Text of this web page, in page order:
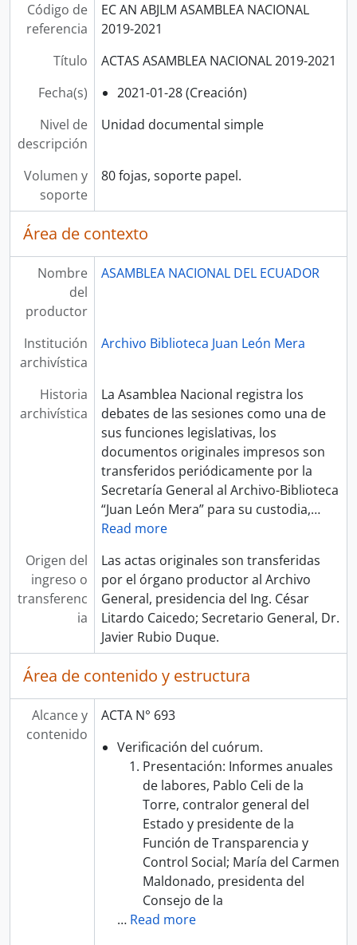
Código de
referencia
EC AN ABJLM ASAMBLEA NACIONAL
2019-2021
Título
ACTAS ASAMBLEA NACIONAL 2019-2021
Fecha(s)
2021-01-28 (Creación)
Nivel de
descripción
Unidad documental simple
Volumen y
soporte
80 fojas, soporte papel.
Área de contexto
Nombre
del
productor
ASAMBLEA NACIONAL DEL ECUADOR
Institución
archivística
Archivo Biblioteca Juan León Mera
Historia
archivística
La Asamblea Nacional registra los
debates de las sesiones como una de
sus funciones legislativas, los
documentos originales impresos son
transferidos periódicamente por la
Secretaría General al Archivo-Biblioteca
“Juan León Mera” para su custodia,…
Read more
Origen del
ingreso o
transferenc
ia
Las actas originales son transferidas
por el órgano productor al Archivo
General, presidencia del Ing. César
Litardo Caicedo; Secretario General, Dr.
Javier Rubio Duque.
Área de contenido y estructura
Alcance y
contenido
ACTA N° 693
Verificación del cuórum.
Presentación: Informes anuales
de labores, Pablo Celi de la
Torre, contralor general del
Estado y presidente de la
Función de Transparencia y
Control Social; María del Carmen
Maldonado, presidenta del
Consejo de la
… Read more